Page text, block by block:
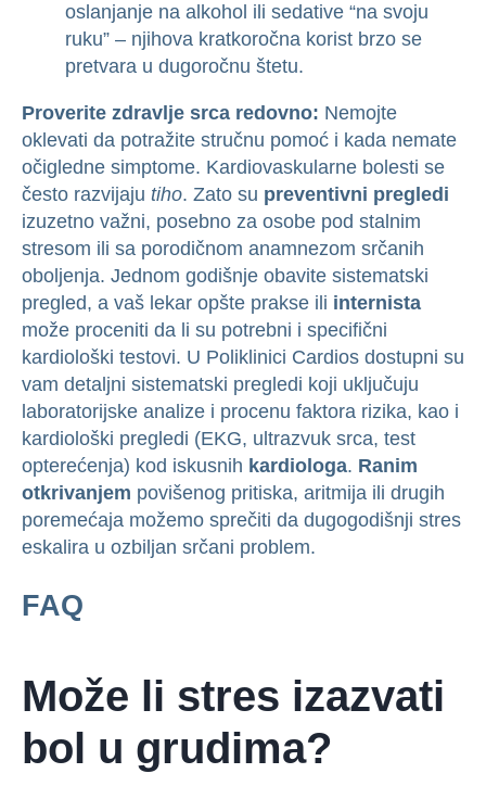
oslanjanje na alkohol ili sedative “na svoju
ruku” – njihova kratkoročna korist brzo se
pretvara u dugoročnu štetu.
Proverite zdravlje srca redovno: Nemojte
oklevati da potražite stručnu pomoć i kada nemate
očigledne simptome. Kardiovaskularne bolesti se
često razvijaju tiho. Zato su preventivni pregledi
izuzetno važni, posebno za osobe pod stalnim
stresom ili sa porodičnom anamnezom srčanih
oboljenja. Jednom godišnje obavite sistematski
pregled, a vaš lekar opšte prakse ili internista
može proceniti da li su potrebni i specifični
kardiološki testovi. U Poliklinici Cardios dostupni su
vam detaljni sistematski pregledi koji uključuju
laboratorijske analize i procenu faktora rizika, kao i
kardiološki pregledi (EKG, ultrazvuk srca, test
opterećenja) kod iskusnih kardiologa. Ranim
otkrivanjem povišenog pritiska, aritmija ili drugih
poremećaja možemo sprečiti da dugogodišnji stres
eskalira u ozbiljan srčani problem.
FAQ
Može li stres izazvati
bol u grudima?